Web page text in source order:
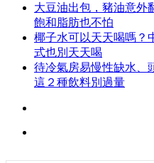
大豆油出包，豬油意外
飽和脂肪也不怕
椰子水可以天天喝嗎？
式也別天天喝
待冷氣房易慢性缺水、
這２種飲料別過量